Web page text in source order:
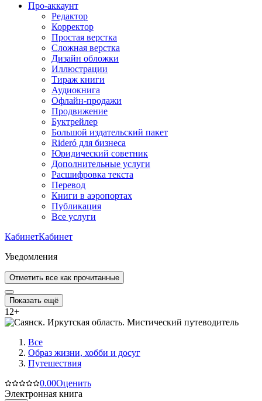
Про-аккаунт
Редактор
Корректор
Простая верстка
Сложная верстка
Дизайн обложки
Иллюстрации
Тираж книги
Аудиокнига
Офлайн-продажи
Продвижение
Буктрейлер
Большой издательский пакет
Rideró для бизнеса
Юридический советник
Дополнительные услуги
Расшифровка текста
Перевод
Книги в аэропортах
Публикация
Все услуги
КабинетКабинет
Уведомления
Отметить все как прочитанные
Показать ещё
12+
Все
Образ жизни, хобби и досуг
Путешествия
0.00Оценить
Электронная книга